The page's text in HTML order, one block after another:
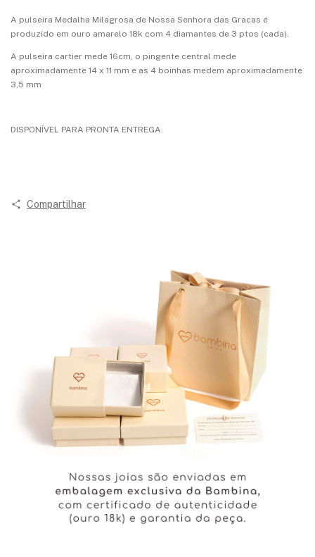
A pulseira Medalha Milagrosa de Nossa Senhora das Gracas é
produzido em ouro amarelo 18k com 4 diamantes de 3 ptos (cada).
A pulseira cartier mede 16cm, o pingente central mede
aproximadamente 14 x 11 mm e as 4 boinhas medem aproximadamente
3,5 mm
DISPONÍVEL PARA PRONTA ENTREGA.
Compartilhar